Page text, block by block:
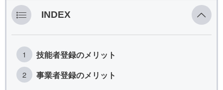
INDEX
技能者登録のメリット
事業者登録のメリット